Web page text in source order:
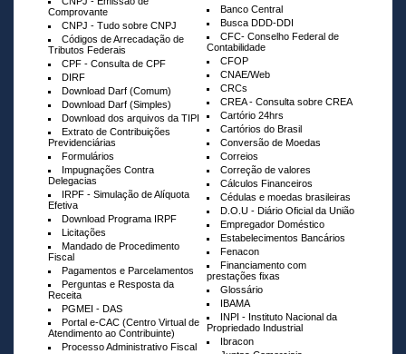
Comprovante
CNPJ - Tudo sobre CNPJ
Códigos de Arrecadação de
Tributos Federais
CPF - Consulta de CPF
DIRF
Download Darf (Comum)
Download Darf (Simples)
Download dos arquivos da TIPI
Extrato de Contribuições
Previdenciárias
Formulários
Impugnações Contra
Delegacias
IRPF - Simulação de Alíquota
Efetiva
Download Programa IRPF
Licitações
Mandado de Procedimento
Fiscal
Pagamentos e Parcelamentos
Perguntas e Resposta da
Receita
PGMEI - DAS
Portal e-CAC (Centro Virtual de
Atendimento ao Contribuinte)
Processo Administrativo Fiscal
Banco Central
Busca DDD-DDI
CFC- Conselho Federal de
Contabilidade
CFOP
CNAE/Web
CRCs
CREA - Consulta sobre CREA
Cartório 24hrs
Cartórios do Brasil
Conversão de Moedas
Correios
Correção de valores
Cálculos Financeiros
Cédulas e moedas brasileiras
D.O.U - Diário Oficial da União
Empregador Doméstico
Estabelecimentos Bancários
Fenacon
Financiamento com
prestações fixas
Glossário
IBAMA
INPI - Instituto Nacional da
Propriedado Industrial
Ibracon